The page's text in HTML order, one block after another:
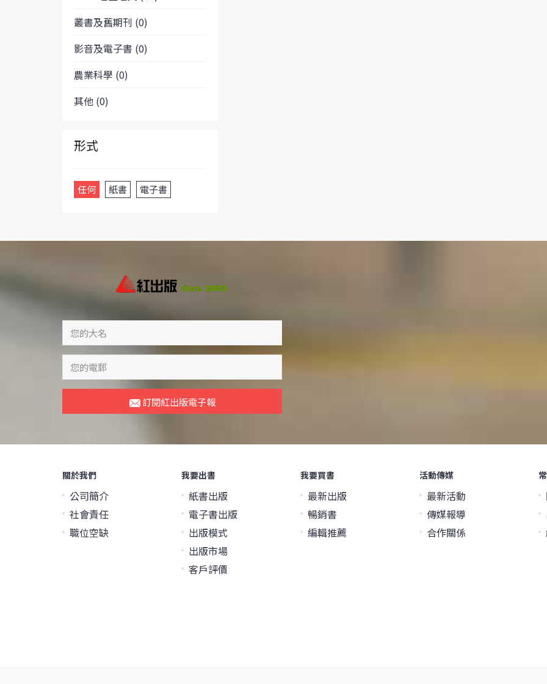
叢書及舊期刊 (0)
影音及電子書 (0)
農業科學 (0)
其他 (0)
形式
任何 紙書 電子書
訂閱紅出版電子報
關於我們
公司簡介
社會責任
職位空缺
我要出書
紙書出版
電子書出版
出版模式
出版市場
客戶評價
我要買書
最新出版
暢銷書
編輯推薦
活動傳媒
最新活動
傳媒報導
合作關係